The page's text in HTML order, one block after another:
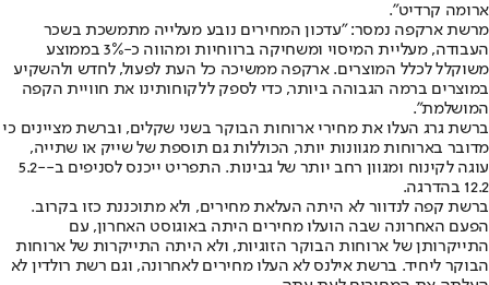
ארומה קרדיט".
מרשת ארקפה נמסר: "עדכון המחירים נובע מעלייה מתמשכת בשכר
העבודה, מעליית המיסוי ומשחיקה ברווחיות ומהווה כ-3% בממוצע
משוקלל לכלל המוצרים. ארקפה ממשיכה כל העת לפעול, לחדש ולהשקיע
במוצרים ברמה הגבוהה ביותר, כדי לספק ללקוחותינו את חוויית הקפה
המושלמת".
ברשת גרג העלו את מחירי ארוחות הבוקר בשני שקלים, וברשת מציינים כי
מדובר בארוחות מגוונות יותר, הכוללות גם תוספת של שייק או שתייה,
עוגה לקינוח ומגוון רחב יותר של גבינות. התפריט ייכנס לסניפים ב-5.2-
12.2 בהדרגה.
ברשת קפה לנדוור לא היתה העלאת מחירים, ולא מתוכננת כזו בקרוב.
הפעם האחרונה שבה הועלו מחירים היתה באוגוסט האחרון, עם
התייקרותן של ארוחות הבוקר הזוגיות, ולא היתה התייקרות של ארוחות
הבוקר ליחיד. ברשת אילנס לא העלו מחירים לאחרונה, וגם רשת רולדין לא